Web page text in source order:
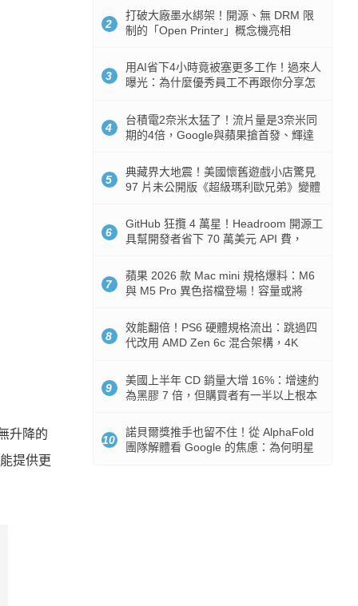
升降的
提供更
2
打破大廠墨水綁架！開源、無 DRM 限
制的「Open Printer」概念機亮相
3
用AI省下4小時竟被塞更多工作！過來人
曝光：為什麼優秀員工不再跟你分享怎
4
台積電2奈米太猛了！流片量是3奈米同
期的4倍，Google與蘋果搶首發、輝達
5
典藏界大地震！美國懷舊遊戲小店驚見
97 片未公開版《超級瑪利歐兄弟》變體
6
GitHub 狂攬 4 萬星！Headroom 開源工
具幫開發者省下 70 萬美元 API 費，
7
蘋果 2026 款 Mac mini 規格爆料：M6
與 M5 Pro 異色搭檔登場！容量或將
8
效能翻倍！PS6 硬體規格流出：跳過四
代改用 AMD Zen 6c 混合架構，4K
9
美國上半年 CD 銷量大增 16%：增速約
為黑膠 7 倍，但購買者有一半以上根本
10
諾貝爾獎推手也留不住！從 AlphaFold
團隊解體看 Google 的焦慮：為何明星